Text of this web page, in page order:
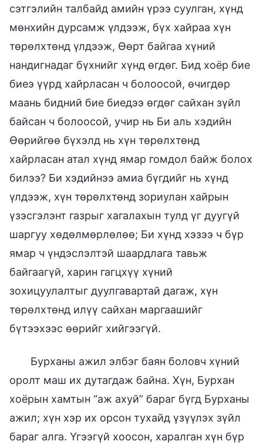
сэтгэлийн талбайд амийн үрээ суулган, хүнд
мөнхийн дурсамж үлдээж, бүх хайраа хүн
төрөлхтөнд үлдээж, Өөрт байгаа хүний
нандигнадаг бүхнийг хүнд өгдөг. Бид хоёр бие
биеэ үүрд хайрласан ч болоосой, өчигдөр
маань бидний бие биедээ өгдөг сайхан зүйл
байсан ч болоосой, учир нь Би аль хэдийн
Өөрийгөө бүхэлд нь хүн төрөлхтөнд
хайрласан атал хүнд ямар гомдол байж болох
билээ? Би хэдийнээ амиа бүгдийг нь хүнд
үлдээж, хүн төрөлхтөнд зориулан хайрын
үзэсгэлэнт газрыг хагалахын тулд үг дуугүй
шаргуу хөдөлмөрлөлөө; Би хүнд хэзээ ч бүр
ямар ч үндэслэлтэй шаардлага тавьж
байгаагүй, харин гагцхүү хүний
зохицуулалтыг дуулгавартай дагаж, хүн
төрөлхтөнд илүү сайхан маргаашийг
бүтээхээс өөрийг хийгээгүй.
Бурханы ажил элбэг баян боловч хүний
оролт маш их дутагдаж байна. Хүн, Бурхан
хоёрын хамтын “аж ахуй” бараг бүгд Бурханы
ажил; хүн хэр их орсон тухайд үзүүлэх зүйл
бараг алга. Үгээгүй хоосон, харалган хүн бүр